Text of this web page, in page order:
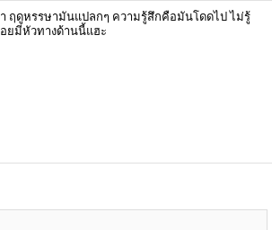
า ฤดูหรรษามันแปลกๆ ความรู้สึกคือมันโดดไป ไม่รู้
ยมีหัวทางด้านนี้แฮะ